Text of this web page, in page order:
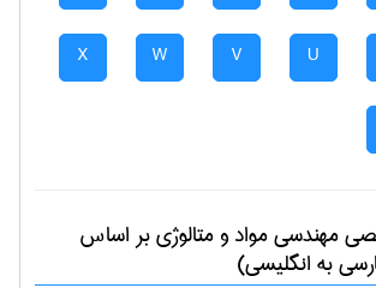
U
V
W
X
مهندسی مواد و متالوژیبر اساس
به انگلیسی)